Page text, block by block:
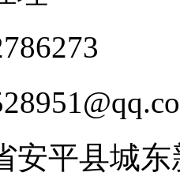
安平县城